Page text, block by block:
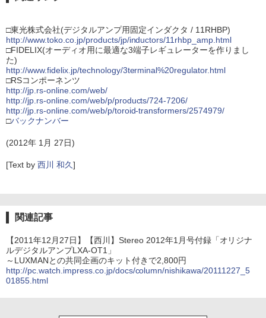
□東光株式会社(デジタルアンプ用固定インダクタ / 11RHBP)
http://www.toko.co.jp/products/jp/inductors/11rhbp_amp.html
□FIDELIX(オーディオ用に最適な3端子レギュレーターを作りまし
た)
http://www.fidelix.jp/technology/3terminal%20regulator.html
□RSコンポーネンツ
http://jp.rs-online.com/web/
http://jp.rs-online.com/web/p/products/724-7206/
http://jp.rs-online.com/web/p/toroid-transformers/2574979/
□バックナンバー
(2012年 1月 27日)
[Text by 西川 和久]
関連記事
【2011年12月27日】【西川】Stereo 2012年1月号付録「オリジナ
ルデジタルアンプLXA-OT1」
～LUXMANとの共同企画のキット付きで2,800円
http://pc.watch.impress.co.jp/docs/column/nishikawa/20111227_5
01855.html